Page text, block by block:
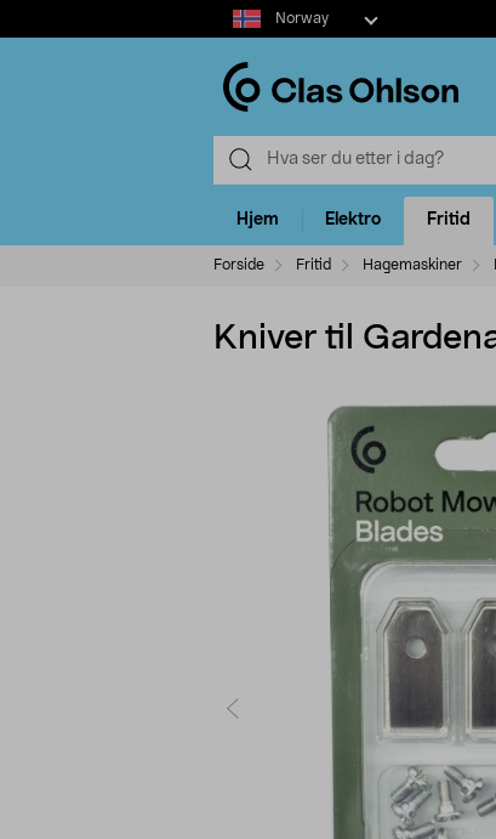
Select
market
Norway
Hjem Elektro Fritid
Forside Fritid Hagemaskiner
Kniver til